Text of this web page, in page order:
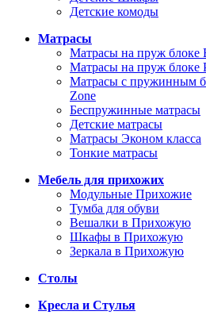
Детские комоды
Матрасы
Матрасы на пруж блоке
Матрасы на пруж блоке
Матрасы с пружинным
Zone
Беспружинные матрасы
Детские матрасы
Матрасы Эконом класса
Тонкие матрасы
Мебель для прихожих
Модульные Прихожие
Тумба для обуви
Вешалки в Прихожую
Шкафы в Прихожую
Зеркала в Прихожую
Столы
Кресла и Стулья